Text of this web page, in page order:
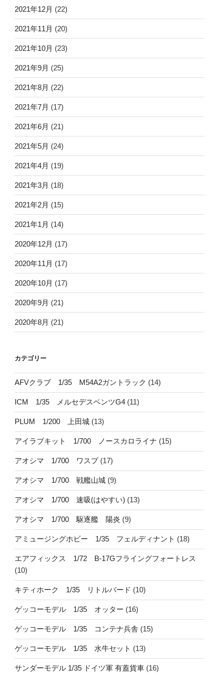
2021年12月 (22)
2021年11月 (20)
2021年10月 (23)
2021年9月 (25)
2021年8月 (22)
2021年7月 (17)
2021年6月 (21)
2021年5月 (24)
2021年4月 (19)
2021年3月 (18)
2021年2月 (15)
2021年1月 (14)
2020年12月 (17)
2020年11月 (17)
2020年10月 (17)
2020年9月 (21)
2020年8月 (21)
カテゴリー
AFVクラブ 1/35 M54A2ガントラック (14)
ICM 1/35 メルセデスベンツG4 (11)
PLUM 1/200 上田城 (13)
アイラブキット 1/700 ノースカロライナ (15)
アオシマ 1/700 ワスプ(17)
アオシマ 1/700 戦艦山城 (9)
アオシマ 1/700 速吸(はやすい) (13)
アオシマ 1/700 駆逐艦 陽炎 (9)
アミュージングホビー 1/35 フェルディナント (18)
エアフィックス 1/72 B-17Gフライングフォートレス
(10)
キティホーク 1/35 リトルバード (10)
ゲッコーモデル 1/35 オッター (16)
ゲッコーモデル 1/35 コンテナ兵舎 (15)
ゲッコーモデル 1/35 水牛セット (13)
サンダーモデル 1/35 ドイツ軍 有蓋貨車 (16)